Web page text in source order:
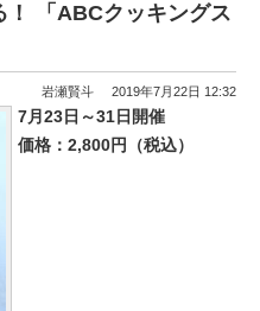
！ 「ABCクッキングス
岩瀬賢斗 2019年7月22日 12:32
7月23日～31日開催
価格：2,800円（税込）